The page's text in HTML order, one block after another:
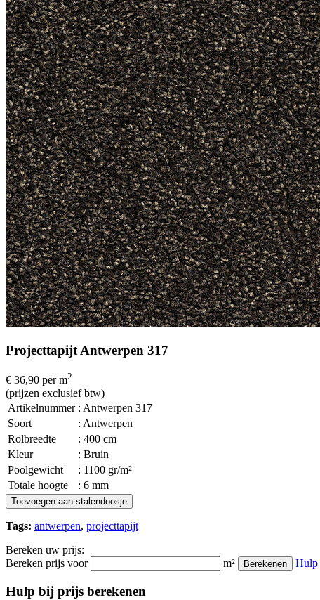
Projecttapijt Antwerpen 317
€ 36,90 per m2
(prijzen exclusief btw)
Artikelnummer : Antwerpen 317
Soort
: Antwerpen
Rolbreedte
: 400 cm
Kleur
: Bruin
Poolgewicht
: 1100 gr/m²
Totale hoogte
: 6 mm
Toevoegen aan stalendoosje
Tags: antwerpen, projecttapijt
Bereken uw prijs:
Bereken prijs voor
m² Berekenen Hulp
Hulp bij prijs berekenen